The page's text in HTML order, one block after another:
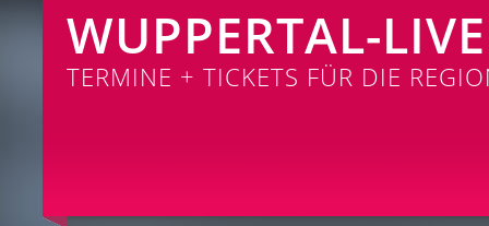
WUPPERTAL-LIVE
TERMINE + TICKETS FÜR DIE